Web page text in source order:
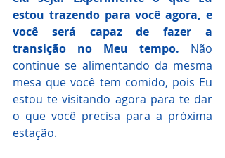
estou trazendo para você agora, e
você será capaz de fazer a
transição no Meu tempo. Não
continue se alimentando da mesma
mesa que você tem comido, pois Eu
estou te visitando agora para te dar
o que você precisa para a próxima
estação.